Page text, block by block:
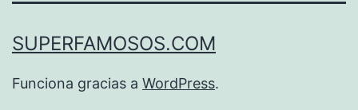
SUPERFAMOSOS.COM
Funciona gracias a WordPress.